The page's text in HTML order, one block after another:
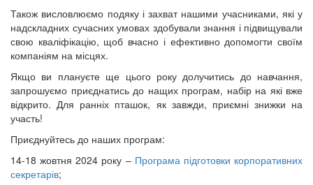
Також висловлюємо подяку і захват нашими учасниками, які у
надскладних сучасних умовах здобували знання і підвищували
свою кваліфікацію, щоб вчасно і ефективно допомогти своїм
компаніям на місцях.
Якщо ви плануєте ще цього року долучитись до навчання,
запрошуємо приєднатись до нащих програм, набір на які вже
відкрито. Для ранніх пташок, як завжди, приємні знижки на
участь!
Приєднуйтесь до наших програм:
14-18 жовтня 2024 року – Програма підготовки корпоративних
секретарів;